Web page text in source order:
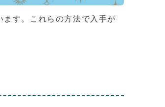
ます。これらの方法で入手が